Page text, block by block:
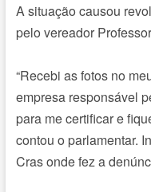
A situação causou
pelo vereador
“Recebi as fotos no
empresa responsável
para me certificar e
contou o parlamentar.
Cras onde fez a